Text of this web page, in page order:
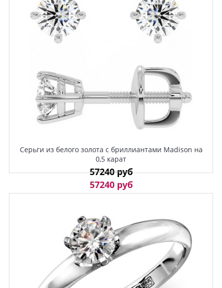
Серьги из белого золота с бриллиантами Madison на
0,5 карат
57240 руб
57240 руб